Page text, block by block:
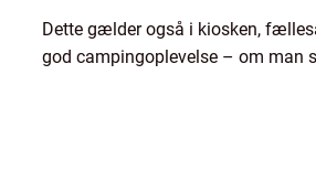
Dette gælder også i kiosken,
god campingoplevelse – om man